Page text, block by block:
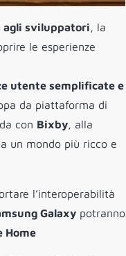
agli sviluppatori, la
le esperienze
utente semplificate e
da piattaforma di
con Bixby, alla
un mondo più ricco e
l’interoperabilità
Galaxy potranno
Home